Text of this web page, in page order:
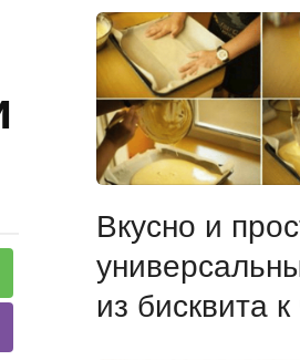
Вкусно и
из бисквита